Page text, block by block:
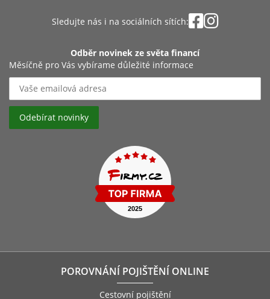
Sledujte nás i na sociálních sítích:
Odběr novinek ze světa financí
Měsíčně pro Vás vybírame důležité informace
POROVNÁNÍ POJIŠTĚNÍ ONLINE
Cestovní pojištění